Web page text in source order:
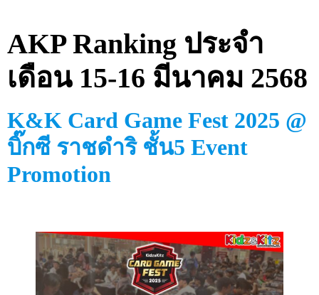
AKP Ranking ประจำ
เดือน 15-16 มีนาคม 2568
K&K Card Game Fest 2025 @
บิ๊กซี ราชดำริ ชั้น5 Event
Promotion